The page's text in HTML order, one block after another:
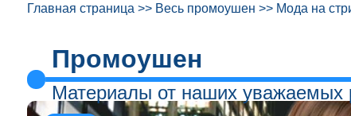
Главная страница >> Весь промоушен >> Мода на
Промоушен
Материалы от наших уважаемых